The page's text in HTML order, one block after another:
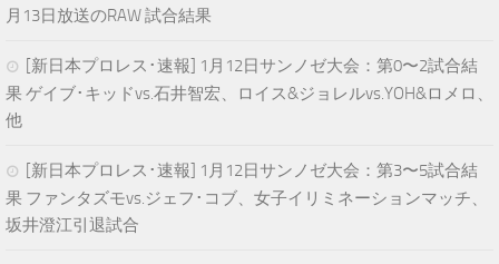
月13日放送のRAW 試合結果
[新日本プロレス･速報] 1月12日サンノゼ大会：第0〜2試合結
果 ゲイブ･キッドvs.石井智宏、ロイス&ジョレルvs.YOH&ロメロ、
他
[新日本プロレス･速報] 1月12日サンノゼ大会：第3〜5試合結
果 ファンタズモvs.ジェフ･コブ、女子イリミネーションマッチ、
坂井澄江引退試合